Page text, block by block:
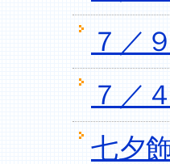
７／
７／
七夕